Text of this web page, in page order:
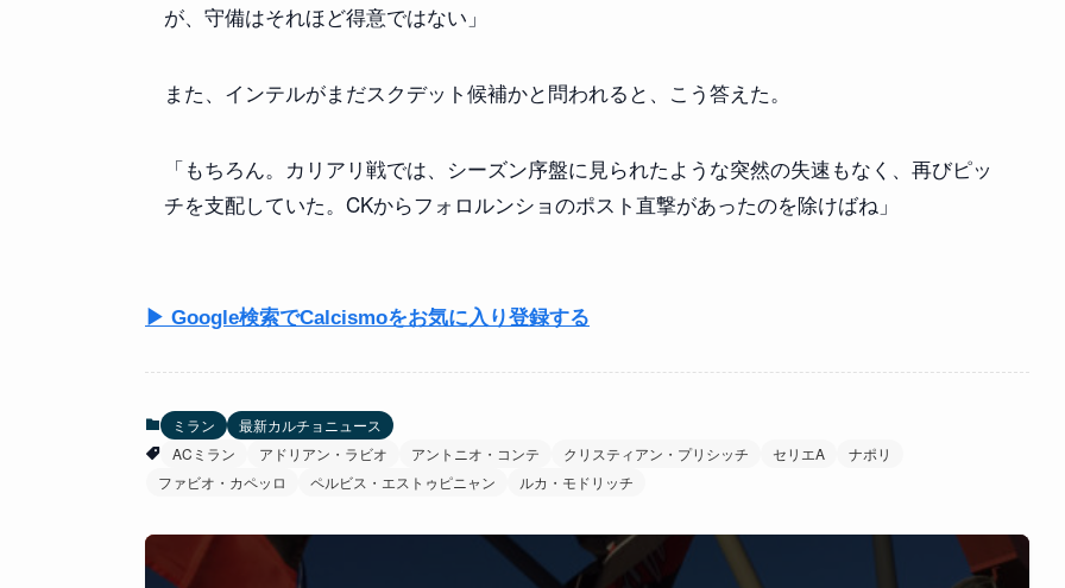
が、守備はそれほど得意ではない」
また、インテルがまだスクデット候補かと問われると、こう答えた。
「もちろん。カリアリ戦では、シーズン序盤に見られたような突然の失速もなく、再びピッ
チを支配していた。CKからフォロルンショのポスト直撃があったのを除けばね」
▶ Google検索でCalcismoをお気に入り登録する
ミラン
最新カルチョニュース
ACミラン
アドリアン・ラビオ アントニオ・コンテ クリスティアン・プリシッチ セリエA
ナポリ
ファビオ・カペッロ
ペルビス・エストゥピニャン ルカ・モドリッチ